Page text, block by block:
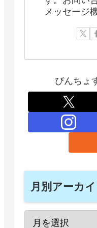
メッセージ
ぴんちょ
月別アーカ